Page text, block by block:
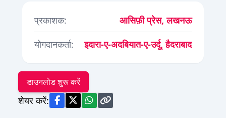
प्रकाशक:
आसिफ़ी प्रेस, लखनऊ
योगदानकर्ता:
इदारा-ए-अदबियात-ए-उर्दू, हैदराबाद
डाउनलोड शुरू करें
शेयर करें: